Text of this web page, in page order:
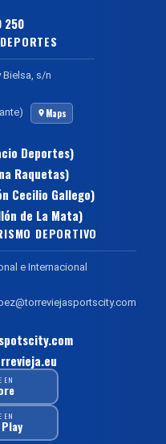
250
Bielsa, s/n
Maps
Deportes)
Raquetas)
Cecilio Gallego)
de La Mata)
DEPORTIVO
e Internacional
EN
EN